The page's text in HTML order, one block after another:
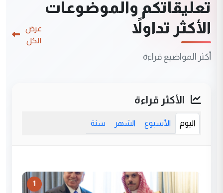
تعليقاتكم والموضوعات
الأكثر تداولاً
أكثر المواضيع قراءة
عرض
الكل
الأكثر قراءة
اليوم الأسبوع الشهر سنة
1